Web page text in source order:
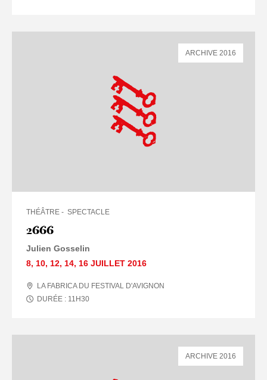
2666
THÉÂTRE SPECTACLE
Julien Gosselin
8, 10, 12, 14, 16 JUILLET 2016
LA FABRICA DU FESTIVAL D'AVIGNON
DURÉE : 11 H30
ARCHIVE 2016
ARCHIVE 2016